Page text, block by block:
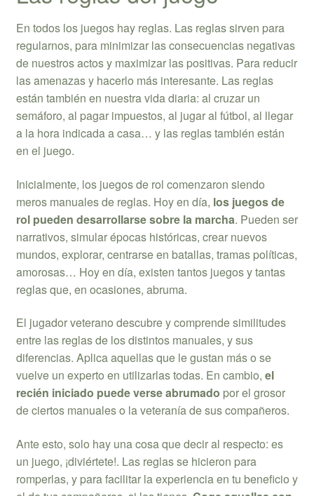
En todos los juegos hay reglas. Las reglas sirven para
regularnos, para minimizar las consecuencias negativas
de nuestros actos y maximizar las positivas. Para reducir
las amenazas y hacerlo más interesante. Las reglas
están también en nuestra vida diaria: al cruzar un
semáforo, al pagar impuestos, al jugar al fútbol, al llegar
a la hora indicada a casa… y las reglas también están
en el juego.
Inicialmente, los juegos de rol comenzaron siendo
meros manuales de reglas. Hoy en día, los juegos de
rol pueden desarrollarse sobre la marcha. Pueden ser
narrativos, simular épocas históricas, crear nuevos
mundos, explorar, centrarse en batallas, tramas políticas,
amorosas… Hoy en día, existen tantos juegos y tantas
reglas que, en ocasiones, abruma.
El jugador veterano descubre y comprende similitudes
entre las reglas de los distintos manuales, y sus
diferencias. Aplica aquellas que le gustan más o se
vuelve un experto en utilizarlas todas. En cambio, el
recién iniciado puede verse abrumado por el grosor
de ciertos manuales o la veteranía de sus compañeros.
Ante esto, solo hay una cosa que decir al respecto: es
un juego, ¡diviértete!. Las reglas se hicieron para
romperlas, y para facilitar la experiencia en tu beneficio y